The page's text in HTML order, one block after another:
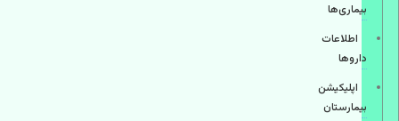
بیماری‌ها
اطلاعات
دارو‌ها
اپليكيشن
بيمارستان